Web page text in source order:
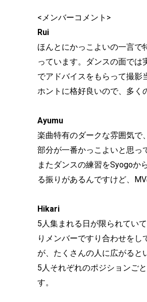
<メンバーコメント>
Rui
ほんとにかっこよいの一言で
っています。ダンスの面では
でアドバイスをもらって撮影
ホントに格好良いので、多く
Ayumu
楽曲特有のダークな雰囲気で
部分が一番かっこよいと思っ
またダンスの練習をSyogoか
る振りがあるんですけど、
Hikari
5人集まれる日が限られてい
りメンバーですり合わせを
が、たくさんの人に広がると
5人それぞれのポジションご
す。